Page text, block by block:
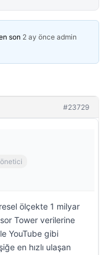
son 2 ay önce admin
#23729
ölçekte 1 milyar
Tower verilerine
YouTube gibi
en hızlı ulaşan